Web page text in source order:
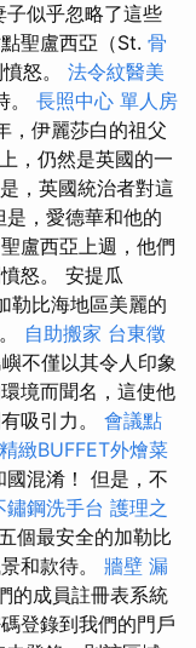
似乎忽略了這些
聖盧西亞（St. 骨
怒。 法令紋醫美
。 長照中心 單人房
，伊麗莎白的祖父
，仍然是英國的一
，英國統治者對這
是，愛德華和他的
盧西亞上週，他們
怒。 安提瓜
勒比海地區美麗的
自助搬家 台東徵
不僅以其令人印象
境而聞名，這使他
吸引力。 會議點
精緻BUFFET外燴菜
混淆！ 但是，不
鏽鋼洗手台 護理之
個最安全的加勒比
和款待。 牆壁 漏
的成員註冊表系統
登錄到我們的門戶